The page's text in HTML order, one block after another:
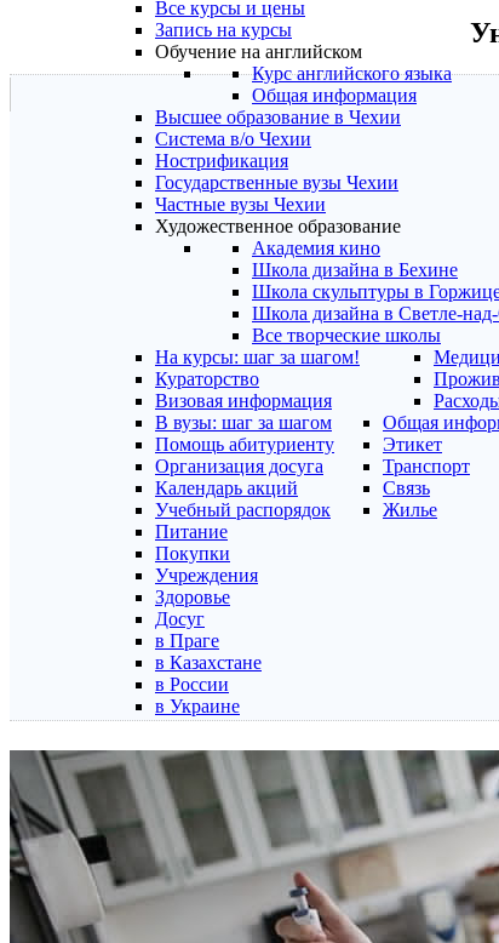
Все курсы и цены
Запись на курсы
Обучение на английском
Курс английского языка
Общая информация
Высшее образование в Чехии
Система в/о Чехии
Нострификация
Государственные вузы Чехии
Частные вузы Чехии
Художественное образование
Академия кино
Школа дизайна в Бехине
Школа скульптуры в
Школа дизайна в Светле-
Все творческие школы
На курсы: шаг за шагом!
Кураторство
Визовая информация
В вузы: шаг за шагом
Помощь абитуриенту
Организация досуга
Календарь акций
Учебный распорядок
Общая
Этикет
Транспорт
Связь
Жилье
Питание
Покупки
Учреждения
Здоровье
Досуг
в Праге
в Казахстане
в России
в Украине